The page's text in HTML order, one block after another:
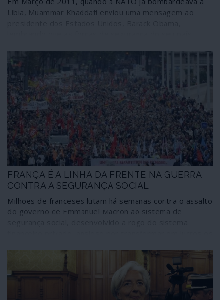
Líbia, Muammar Khaddafi enviou uma mensagem ao
nada mais”, pelo que a intervenção estrangeira “era um
risco de consequências incalculáveis no Mediterrâneo e
na Europa”. O apelo do dirigente líbio não surtiu efeito:
afinal, para as forças atlantistas a operação não era “um
risco” mas sim uma estratégia deliberada – para todos
os efeitos, uma estratégia terrorista.
FRANÇA É A LINHA DA FRENTE NA GUERRA
CONTRA A SEGURANÇA SOCIAL
Milhões de franceses lutam há semanas contra o assalto
do governo de Emmanuel Macron ao sistema de
francês de pensões – considerado um dos melhores do
mundo - é saudável e capaz de absorver naturalmente o
défice, de tal maneira que os próprios mentores da
“reforma” admitem que não haveria urgência em fazê-la.